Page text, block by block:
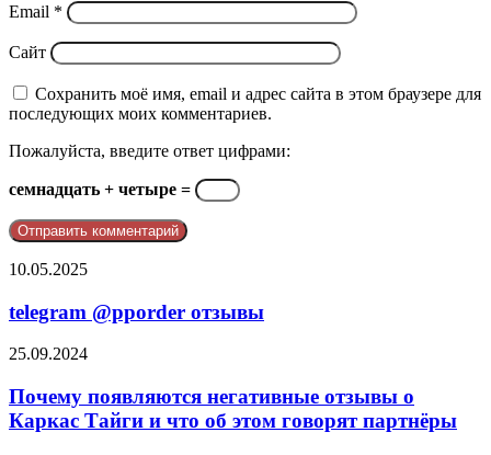
Email *
Сайт
Сохранить моё имя, email и адрес сайта в этом браузере для
последующих моих комментариев.
Пожалуйста, введите ответ цифрами:
семнадцать + четыре =
telegram
отзывы
10.05.2025
telegram @pporder отзывы
Почему
негативные
отзывы
о
25.09.2024
Почему появляются негативные отзывы о
Каркас Тайги и что об этом говорят партнёры